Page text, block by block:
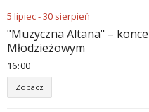
5 lipiec-30 sierpień
"Muzyczna Altana" –
Młodzieżowym
16:00
Zobacz